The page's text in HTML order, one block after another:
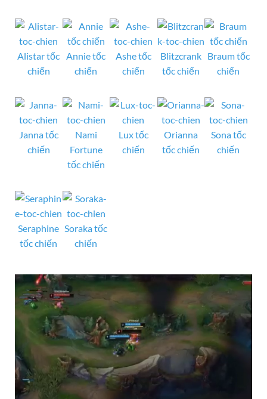
Alistar tốc
chiến
Annie tốc
chiến
Ashe tốc
chiến
Blitzcrank
tốc chiến
Braum tốc
chiến
Janna tốc
chiến
Nami
Fortune
tốc chiến
Lux tốc
chiến
Orianna
tốc chiến
Sona tốc
chiến
Seraphine
tốc chiến
Soraka tốc
chiến